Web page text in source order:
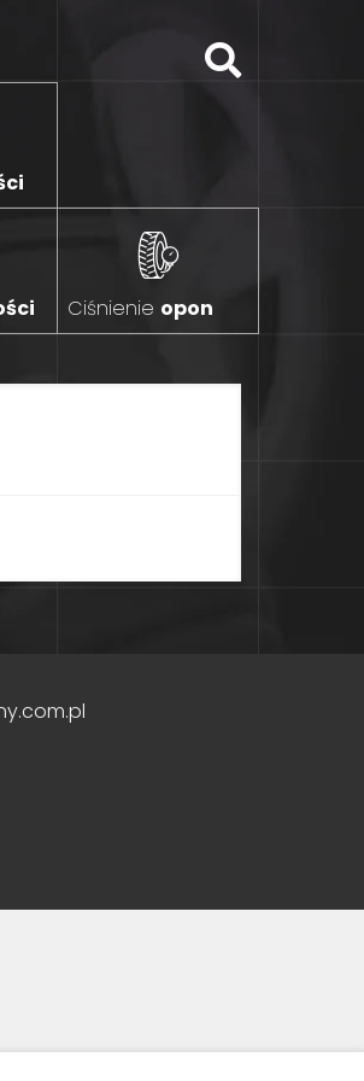
Ciśnienie opon